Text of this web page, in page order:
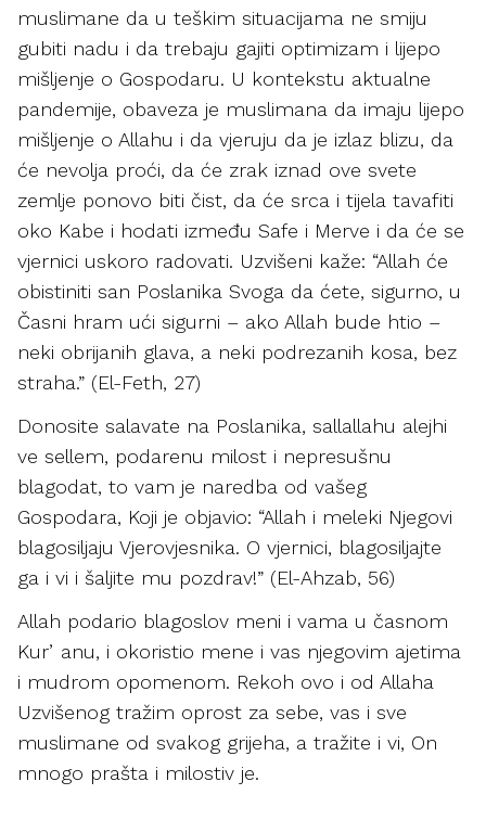
muslimane da u teškim situacijama ne smiju
gubiti nadu i da trebaju gajiti optimizam i lijepo
mišljenje o Gospodaru. U kontekstu aktualne
pandemije, obaveza je muslimana da imaju lijepo
mišljenje o Allahu i da vjeruju da je izlaz blizu, da
će nevolja proći, da će zrak iznad ove svete
zemlje ponovo biti čist, da će srca i tijela tavafiti
oko Kabe i hodati između Safe i Merve i da će se
vjernici uskoro radovati. Uzvišeni kaže: “Allah će
obistiniti san Poslanika Svoga da ćete, sigurno, u
Časni hram ući sigurni – ako Allah bude htio –
neki obrijanih glava, a neki podrezanih kosa, bez
straha.” (El-Feth, 27)
Donosite salavate na Poslanika, sallallahu alejhi
ve sellem, podarenu milost i nepresušnu
blagodat, to vam je naredba od vašeg
Gospodara, Koji je objavio: “Allah i meleki Njegovi
blagosiljaju Vjerovjesnika. O vjernici, blagosiljajte
ga i vi i šaljite mu pozdrav!” (El-Ahzab, 56)
Allah podario blagoslov meni i vama u časnom
Kurʼanu, i okoristio mene i vas njegovim ajetima
i mudrom opomenom. Rekoh ovo i od Allaha
Uzvišenog tražim oprost za sebe, vas i sve
muslimane od svakog grijeha, a tražite i vi, On
mnogo prašta i milostiv je.